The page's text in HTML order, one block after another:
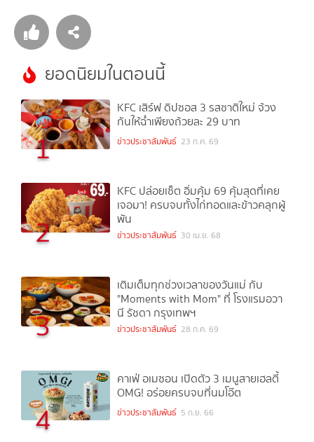
ยอดนิยมในตอนนี้
1
KFC เสิร์ฟ ดิปซอส 3 รสชาติใหม่ จ้วง
กันให้ฉ่ำเพียงถ้วยละ 29 บาท
ข่าวประชาสัมพันธ์ 23 ก.ค. 69
2
KFC ปล่อยเซ็ต อิ่มคุ้ม 69 คุ้มสุดที่เคย
เจอมา! ครบจบทั้งไก่ทอดและข้าวคลุกผู้
พัน
ข่าวประชาสัมพันธ์ 30 เม.ย. 68
3
เติมเต็มทุกช่วงเวลาของวันแม่ กับ
"Moments with Mom" ที่ โรงแรมอวา
นี รัชดา กรุงเทพฯ
ข่าวประชาสัมพันธ์ 28 ก.ค. 69
4
คาเฟ่ อเมซอน เปิดตัว 3 เมนูสายเฮลตี้
OMG! อร่อยครบจบที่นมโอ๊ต
ข่าวประชาสัมพันธ์ 5 ก.ย. 66